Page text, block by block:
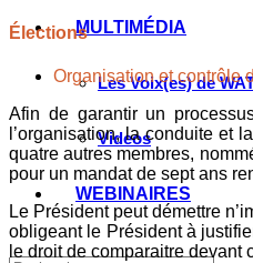
MULTIMÉDIA
Les Voix(es) de
Videos
WEBINAIRES
Élections
Organisation et contrôle
Afin de garantir un
l’organisation, la conduite et
quatre autres membres,
pour un mandat de sept ans
Le Président peut démettre
obligeant le Président à
le droit de comparaitre